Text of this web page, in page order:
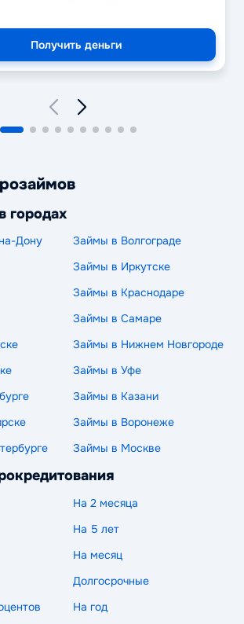
Получить деньги
городах
Дону
Займы в Волгограде
Займы в Иркутске
Займы в Краснодаре
Займы в Самаре
Займы в Нижнем Новгороде
Займы в Уфе
Займы в Казани
Займы в Воронеже
Займы в Москве
На 2 месяца
На 5 лет
На месяц
Долгосрочные
На год